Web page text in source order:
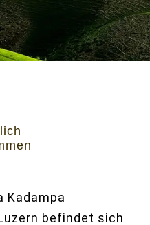
Kadampa
befindet sich